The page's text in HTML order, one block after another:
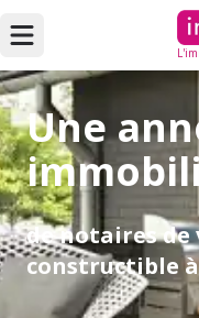
Une
de notaires
constructible à